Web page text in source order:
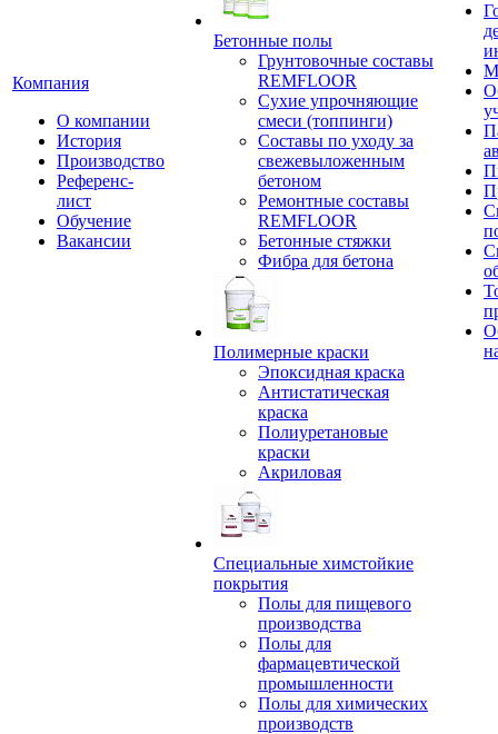
Компания
О компании
История
Производство
Референс-
лист
Обучение
Вакансии
Бетонные полы
Грунтовочные составы
REMFLOOR
Сухие упрочняющие
смеси (топпинги)
Составы по уходу за
свежевыложенным
бетоном
Ремонтные составы
REMFLOOR
Бетонные стяжки
Фибра для бетона
Полимерные краски
Эпоксидная краска
Антистатическая
краска
Полиуретановые
краски
Акриловая
Специальные химстойкие
покрытия
Полы для пищевого
производства
Полы для
фармацевтической
промышленности
Полы для химических
производств